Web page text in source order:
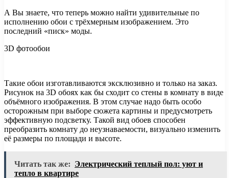
А Вы знаете, что теперь можно найти удивительные по
исполнению обои с трёхмерным изображением. Это
последний «писк» моды.
3D фотообои
Такие обои изготавливаются эксклюзивно и только на заказ.
Рисунок на 3D обоях как бы сходит со стены в комнату в виде
объёмного изображения. В этом случае надо быть особо
осторожным при выборе сюжета картины и предусмотреть
эффективную подсветку. Такой вид обоев способен
преобразить комнату до неузнаваемости, визуально изменить
её размеры по площади и высоте.
Читать так же: Электрический теплый пол: уют и
тепло в квартире